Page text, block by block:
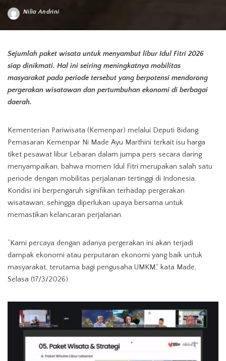
Posted
Nilia Andrini
Sejumlah paket wisata untuk menyambut libur Idul Fitri 2026
siap dinikmati. Hal ini seiring meningkatnya mobilitas
masyarakat pada periode tersebut yang berpotensi mendorong
pergerakan wisatawan dan pertumbuhan ekonomi di berbagai
daerah.
Kementerian Pariwisata (Kemenpar) melalui Deputi Bidang
Pemasaran Kemenpar Ni Made Ayu Marthini terkait isu harga
tiket pesawat libur Lebaran dalam jumpa pers secara daring
menyampaikan, bahwa momen Idul Fitri merupakan salah satu
periode dengan mobilitas perjalanan tertinggi di Indonesia.
Kondisi ini berpengaruh signifikan terhadap pergerakan
wisatawan, sehingga diperlukan upaya bersama untuk
memastikan kelancaran perjalanan.
“Kami percaya dengan adanya pergerakan ini akan terjadi
dampak ekonomi atau perputaran ekonomi yang baik untuk
masyarakat, terutama bagi pengusaha UMKM,” kata Made,
Selasa (17/3/2026).